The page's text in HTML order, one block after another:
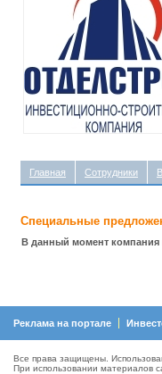
Главная Сотрудники
Специальные
В данный момент компания
Реклама на портале
Все права защищены.
При использовании материалов